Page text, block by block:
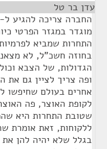
עדן בר טל
מוגדר במגזר הפרטי
התחרות שמביא
בחוזה חשכ"ל, לא
הגדולות, של הצבא
ופה צריך לציין גם
אחרים בעולם שחיפשו
לקופת האוצר, פה
שטובת התחרות היא
ללקוחות, זאת אומרת
בגלל שלא יהיה להן את